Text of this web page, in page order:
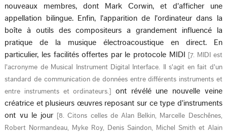
nouveaux membres, dont Mark Corwin, et d'afficher une
appellation bilingue. Enfin, l'apparition de l'ordinateur dans la
boîte à outils des compositeurs a grandement influencé la
pratique de la musique électroacoustique en direct. En
particulier, les facilités offertes par le protocole MIDI
[7. MIDI est
l'acronyme de Musical Instrument Digital Interface. Il s'agit en fait d'un
standard de communication de données entre différents instruments et
entre instruments et ordinateurs.
ont révélé une nouvelle veine
créatrice et plusieurs œuvres reposant sur ce type d'instruments
ont vu le jour
[8. Citons celles de Alan Belkin, Marcelle Deschênes,
Robert Normandeau, Myke Roy, Denis Saindon, Michel Smith et Alain